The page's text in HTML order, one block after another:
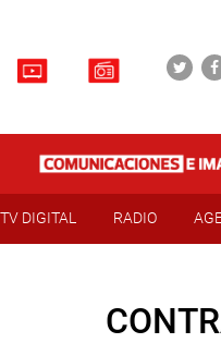
TV DIGITAL RADIO